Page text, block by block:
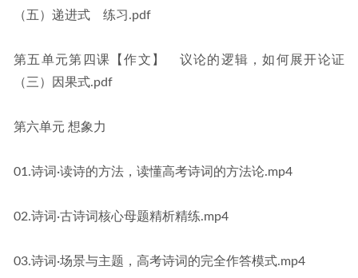
（五）递进式　练习.pdf
第五单元第四课【作文】　议论的逻辑，如何展开论证
（三）因果式.pdf
第六单元 想象力
01.诗词·读诗的方法，读懂高考诗词的方法论.mp4
02.诗词·古诗词核心母题精析精练.mp4
03.诗词·场景与主题，高考诗词的完全作答模式.mp4